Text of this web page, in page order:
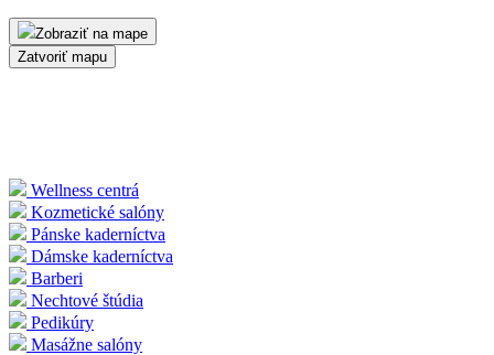
Zobraziť na mape
Zatvoriť mapu
Wellness centrá
Kozmetické salóny
Pánske kaderníctva
Dámske kaderníctva
Barberi
Nechtové štúdia
Pedikúry
Masážne salóny